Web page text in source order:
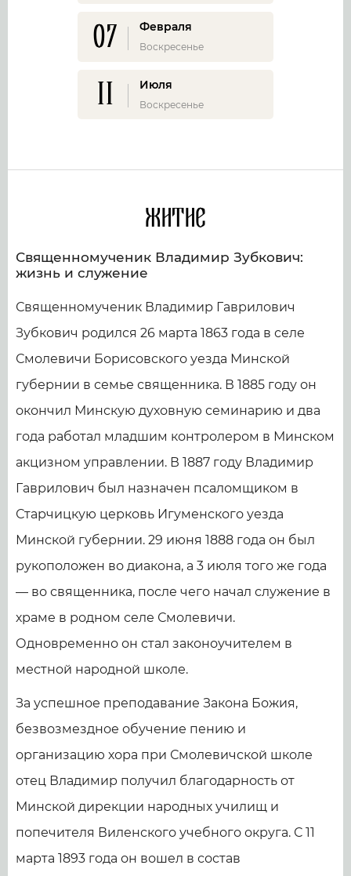
07 Февраля
Воскресенье
11 Июля
Воскресенье
Житие
Священномученик Владимир Зубкович:
жизнь и служение
Священномученик Владимир Гаврилович
Зубкович родился 26 марта 1863 года в селе
Смолевичи Борисовского уезда Минской
губернии в семье священника. В 1885 году он
окончил Минскую духовную семинарию и два
года работал младшим контролером в Минском
акцизном управлении. В 1887 году Владимир
Гаврилович был назначен псаломщиком в
Старчицкую церковь Игуменского уезда
Минской губернии. 29 июня 1888 года он был
рукоположен во диакона, а 3 июля того же года
— во священника, после чего начал служение в
храме в родном селе Смолевичи.
Одновременно он стал законоучителем в
местной народной школе.
За успешное преподавание Закона Божия,
безвозмездное обучение пению и
организацию хора при Смолевичской школе
отец Владимир получил благодарность от
Минской дирекции народных училищ и
попечителя Виленского учебного округа. С 11
марта 1893 года он вошел в состав